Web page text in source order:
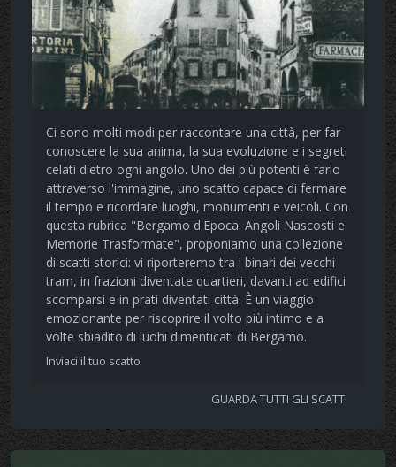
Ci sono molti modi per raccontare una città, per far
conoscere la sua anima, la sua evoluzione e i segreti
celati dietro ogni angolo. Uno dei più potenti è farlo
attraverso l'immagine, uno scatto capace di fermare
il tempo e ricordare luoghi, monumenti e veicoli. Con
questa rubrica "Bergamo d'Epoca: Angoli Nascosti e
Memorie Trasformate", proponiamo una collezione
di scatti storici: vi riporteremo tra i binari dei vecchi
tram, in frazioni diventate quartieri, davanti ad edifici
scomparsi e in prati diventati città. È un viaggio
emozionante per riscoprire il volto più intimo e a
volte sbiadito di luohi dimenticati di Bergamo.
Inviaci il tuo scatto
GUARDA TUTTI GLI SCATTI